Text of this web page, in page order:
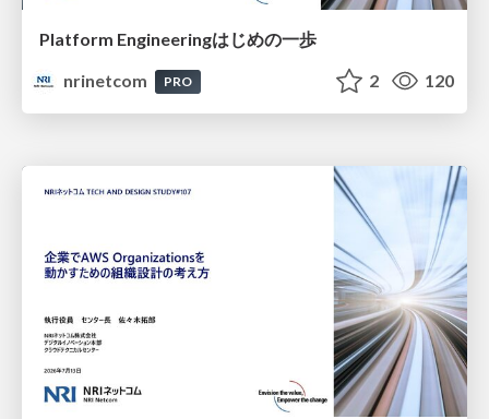
Platform Engineeringはじめの一歩
nrinetcom
PRO 2 120